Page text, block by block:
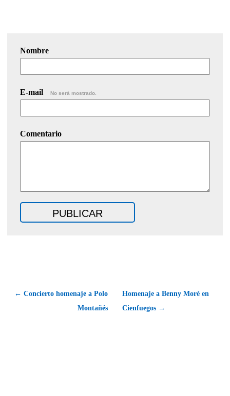
Nombre
E-mail No será mostrado.
Comentario
← Concierto homenaje a Polo
Montañés
Homenaje a Benny Moré en
Cienfuegos →